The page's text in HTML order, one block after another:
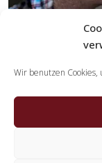
Wir benutzen